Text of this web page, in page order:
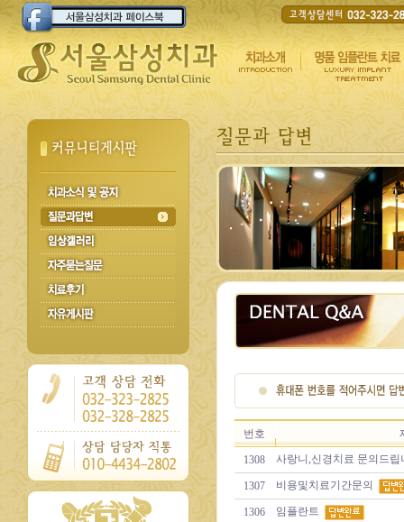
번호
1308 사랑니,신경치료 문의드립
1307 비용및치료기간문의
1306 임플란트